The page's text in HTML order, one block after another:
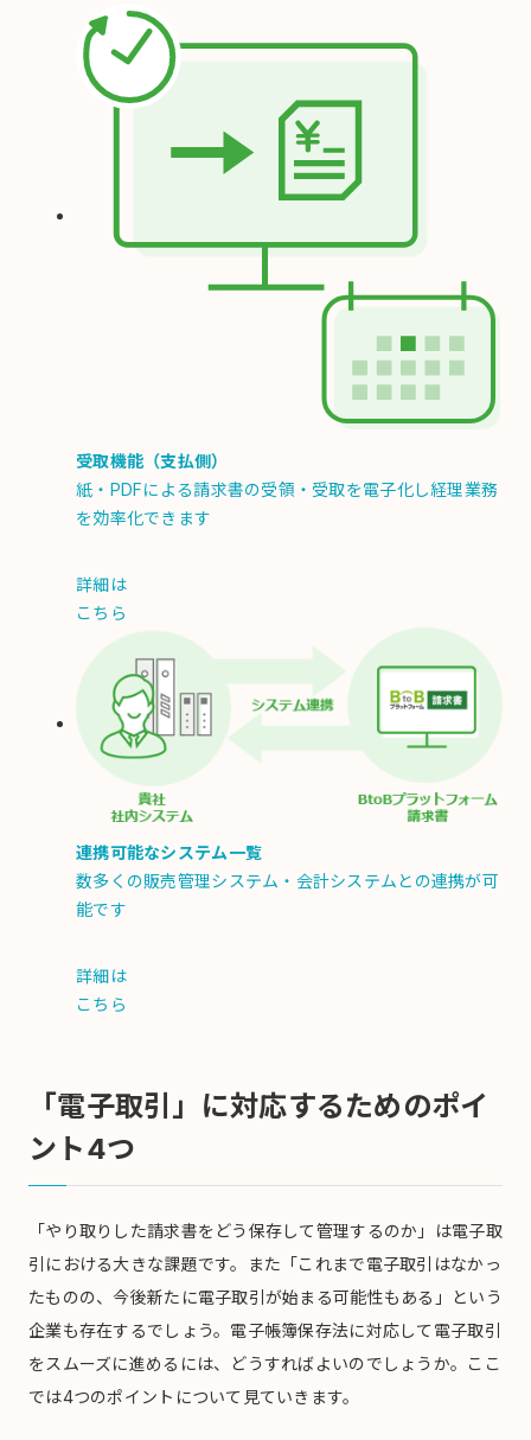
受取機能（支払側）
紙・PDFによる請求書の受領・受取を電子化し経理業務
を効率化できます
詳細は
こちら
連携可能なシステム一覧
数多くの販売管理システム・会計システムとの連携が可
能です
詳細は
こちら
「電子取引」に対応するためのポイ
ント4つ
「やり取りした請求書をどう保存して管理するのか」は電子取
引における大きな課題です。また「これまで電子取引はなかっ
たものの、今後新たに電子取引が始まる可能性もある」という
企業も存在するでしょう。電子帳簿保存法に対応して電子取引
をスムーズに進めるには、どうすればよいのでしょうか。ここ
では4つのポイントについて見ていきます。